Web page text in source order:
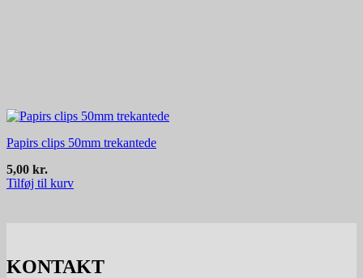
Papirs clips 50mm trekantede
5,00 kr.
Tilføj til kurv
KONTAKT